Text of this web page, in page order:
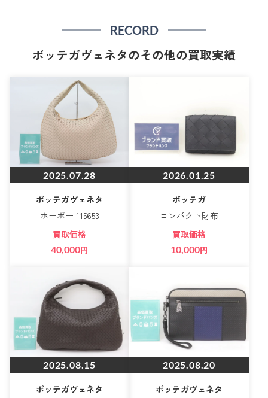
RECORD
ボッテガヴェネタのその他の買取実績
2025.07.28
ボッテガヴェネタ
ホーボー 115653
買取価格
40,000円
2026.01.25
ボッテガ
コンパクト財布
買取価格
10,000円
2025.08.15
ボッテガヴェネタ
2025.08.20
ボッテガヴェネタ